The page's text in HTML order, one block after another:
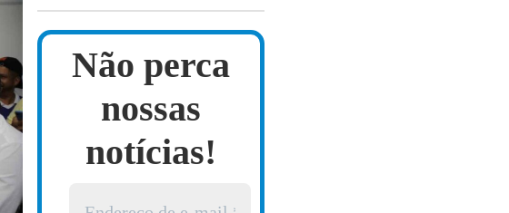
Não perca
nossas
notícias!